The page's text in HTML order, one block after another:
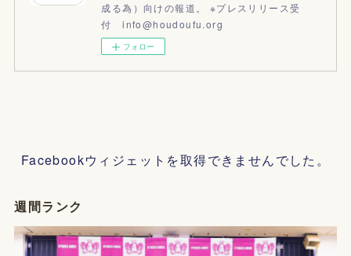
成る為）向けの報道。 ※プレスリリース受
付 info@houdoufu.org
フォロー
Facebookウィジェットを取得できませんでした。
週間ランク